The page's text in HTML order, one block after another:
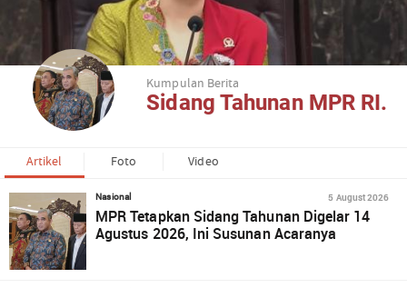
Kumpulan Berita
Sidang Tahunan MPR RI.
Artikel Foto Video
Nasional 5 August 2026
MPR Tetapkan Sidang Tahunan Digelar 14
Agustus 2026, Ini Susunan Acaranya